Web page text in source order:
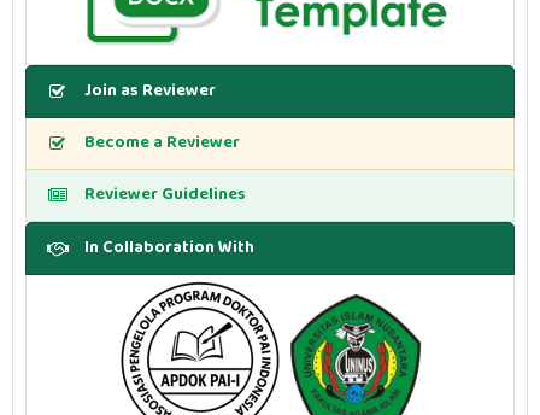
Join as Reviewer
Become a Reviewer
Reviewer Guidelines
In Collaboration With